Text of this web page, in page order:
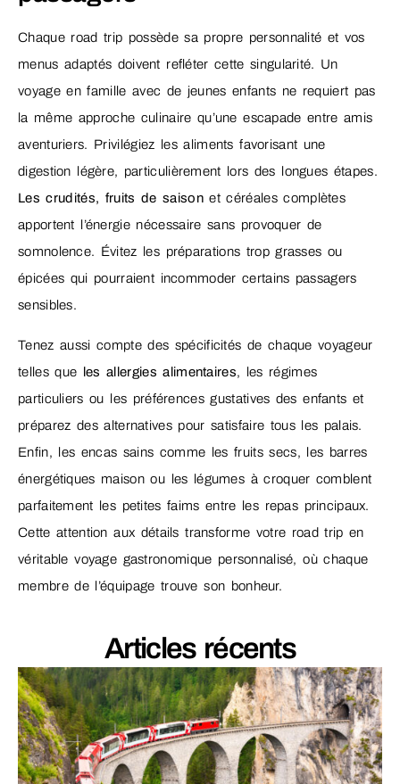
Chaque road trip possède sa propre personnalité et vos
menus adaptés doivent refléter cette singularité. Un
voyage en famille avec de jeunes enfants ne requiert pas
la même approche culinaire qu’une escapade entre amis
aventuriers. Privilégiez les aliments favorisant une
digestion légère, particulièrement lors des longues étapes.
Les crudités, fruits de saisonet céréales complètes
apportent l’énergie nécessaire sans provoquer de
somnolence. Évitez les préparations trop grasses ou
épicées qui pourraient incommoder certains passagers
sensibles.
Tenez aussi compte des spécificités de chaque voyageur
telles que les allergies alimentaires, les régimes
particuliers ou les préférences gustatives des enfants et
préparez des alternatives pour satisfaire tous les palais.
Enfin, les encas sains comme les fruits secs, les barres
énergétiques maison ou les légumes à croquer comblent
parfaitement les petites faims entre les repas principaux.
Cette attention aux détails transforme votre road trip en
véritable voyage gastronomique personnalisé, où chaque
membre de l’équipage trouve son bonheur.
Articles récents